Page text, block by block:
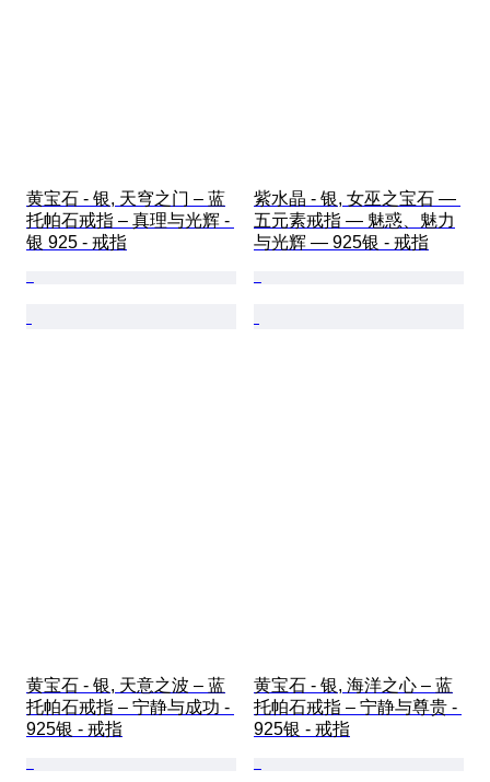
黄宝石 - 银, 天穹之门 – 蓝
托帕石戒指 – 真理与光辉 -
银 925 - 戒指
紫水晶 - 银, 女巫之宝石 —
五元素戒指 — 魅惑、魅力
与光辉 — 925银 - 戒指
黄宝石 - 银, 天意之波 – 蓝
托帕石戒指 – 宁静与成功 -
925银 - 戒指
黄宝石 - 银, 海洋之心 – 蓝
托帕石戒指 – 宁静与尊贵 -
925银 - 戒指